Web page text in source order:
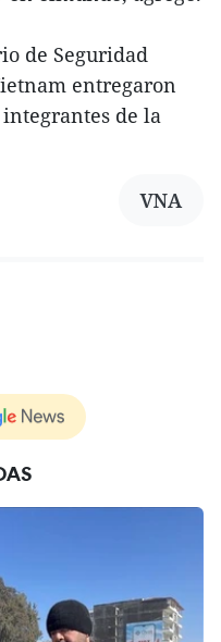
de Seguridad
entregaron
de la
VNA